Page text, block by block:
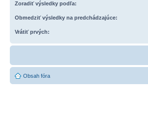
Zoradiť výsledky podľa:
Obmedziť výsledky na predchádzajúce:
Vrátiť prvých:
Obsah fóra